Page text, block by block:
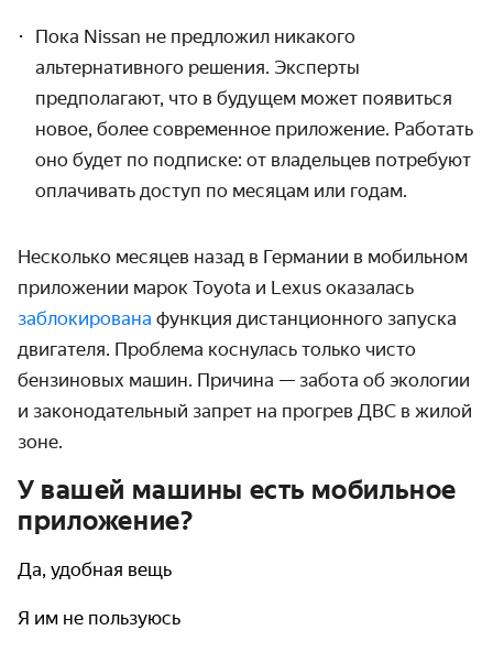
Пока Nissan не предложил никакого
альтернативного решения. Эксперты
предполагают, что в будущем может появиться
новое, более современное приложение. Работать
оно будет по подписке: от владельцев потребуют
оплачивать доступ по месяцам или годам.
Несколько месяцев назад в Германии в мобильном
приложении марок Toyota и Lexus оказалась
заблокирована функция дистанционного запуска
двигателя. Проблема коснулась только чисто
бензиновых машин. Причина — забота об экологии
и законодательный запрет на прогрев ДВС в жилой
зоне.
У вашей машины есть мобильное
приложение?
Да, удобная вещь
Я им не пользуюсь